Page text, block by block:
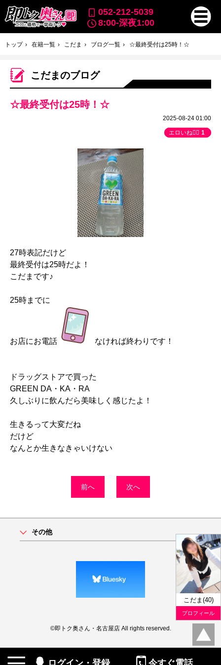
052-212-5039
8:00-深夜1:00
トップ 在籍一覧 こだま ブログ一覧 ☆最終受付は25時！☆
こだまのブログ
こだま(40)
プロフィール
☆最終受付は25時！☆
2025-08-24 01:00
エロいね👍🏻 1
27時表記だけど
最終受付は25時だよ！
こだまです♪
25時までに
お店にお電話 なければ終わりです！
ドラッグストアで買った
GREEN DA・KA・RA
久しぶりに飲んだら美味しく感じたよ！
生きるって大変だね
だけど
なんとか生きなきゃいけない
前へ 次へ
その他
©即トク奥さん・名古屋店 All rights reserved.